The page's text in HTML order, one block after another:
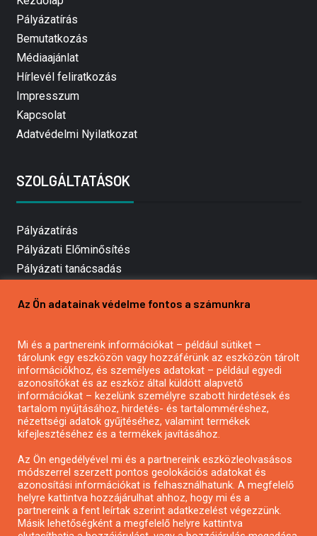
Pályázatírás
Bemutatkozás
Médiaajánlat
Hírlevél feliratkozás
Impresszum
Kapcsolat
Adatvédelmi Nyilatkozat
SZOLGÁLTATÁSOK
Pályázatírás
Pályázati Előminősítés
Pályázati tanácsadás
Mezőgazdasági pályázatírás
Pályázatírás civil szervezeteknek
Pályázatírás önkormányzatoknak
Pályázatfigyelés
Specifikus pályázatfigyelés vagy hírlevél
Pályázatok magánszemélyeknek
Pályázatok civil szervezeteknek
Az Ön adatainak védelme fontos a számunkra
Mi és a partnereink információkat – például sütiket –
tárolunk egy eszközön vagy hozzáférünk az eszközön tárolt
információkhoz, és személyes adatokat – például egyedi
azonosítókat és az eszköz által küldött alapvető
információkat – kezelünk személyre szabott hirdetések és
tartalom nyújtásához, hirdetés- és tartalomméréshez,
nézettségi adatok gyűjtéséhez, valamint termékek
kifejlesztéséhez és a termékek javításához.
Az Ön engedélyével mi és a partnereink eszközleolvasásos
módszerrel szerzett pontos geolokációs adatokat és
azonosítási információkat is felhasználhatunk. A megfelelő
helyre kattintva hozzájárulhat ahhoz, hogy mi és a
partnereink a fent leírtak szerint adatkezelést végezzünk.
Másik lehetőségként a megfelelő helyre kattintva